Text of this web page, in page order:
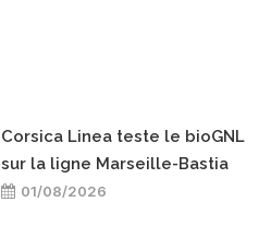
Corsica Linea teste le bioGNL
sur la ligne Marseille-Bastia
01/08/2026